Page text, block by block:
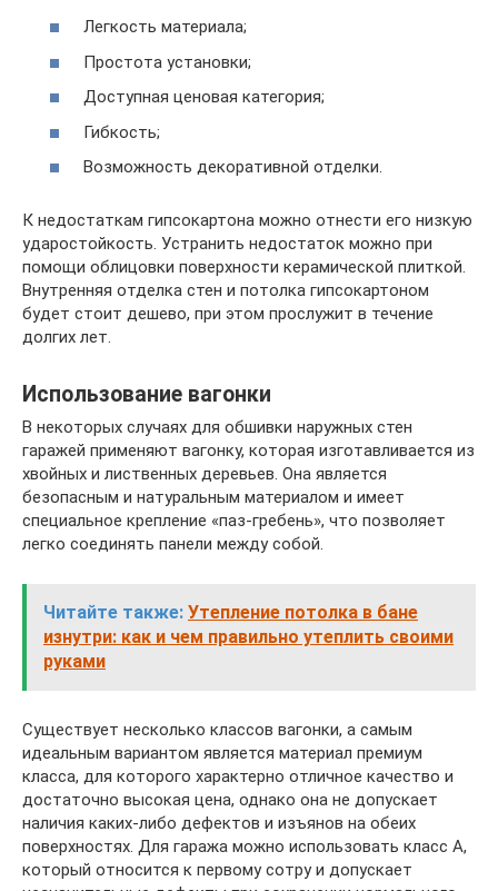
Легкость материала;
Простота установки;
Доступная ценовая категория;
Гибкость;
Возможность декоративной отделки.
К недостаткам гипсокартона можно отнести его низкую
ударостойкость. Устранить недостаток можно при
помощи облицовки поверхности керамической плиткой.
Внутренняя отделка стен и потолка гипсокартоном
будет стоит дешево, при этом прослужит в течение
долгих лет.
Использование вагонки
В некоторых случаях для обшивки наружных стен
гаражей применяют вагонку, которая изготавливается из
хвойных и лиственных деревьев. Она является
безопасным и натуральным материалом и имеет
специальное крепление «паз-гребень», что позволяет
легко соединять панели между собой.
Читайте также: Утепление потолка в бане
изнутри: как и чем правильно утеплить своими
руками
Существует несколько классов вагонки, а самым
идеальным вариантом является материал премиум
класса, для которого характерно отличное качество и
достаточно высокая цена, однако она не допускает
наличия каких-либо дефектов и изъянов на обеих
поверхностях. Для гаража можно использовать класс А,
который относится к первому сотру и допускает